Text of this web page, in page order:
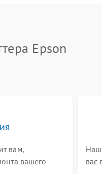
Epson
вам,
вашего
Наш
вас